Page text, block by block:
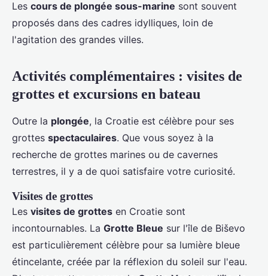
Les cours de plongée sous-marine sont souvent
proposés dans des cadres idylliques, loin de
l'agitation des grandes villes.
Activités complémentaires : visites de
grottes et excursions en bateau
Outre la plongée, la Croatie est célèbre pour ses
grottes spectaculaires. Que vous soyez à la
recherche de grottes marines ou de cavernes
terrestres, il y a de quoi satisfaire votre curiosité.
Visites de grottes
Les visites de grottes en Croatie sont
incontournables. La Grotte Bleue sur l'île de Biševo
est particulièrement célèbre pour sa lumière bleue
étincelante, créée par la réflexion du soleil sur l'eau.